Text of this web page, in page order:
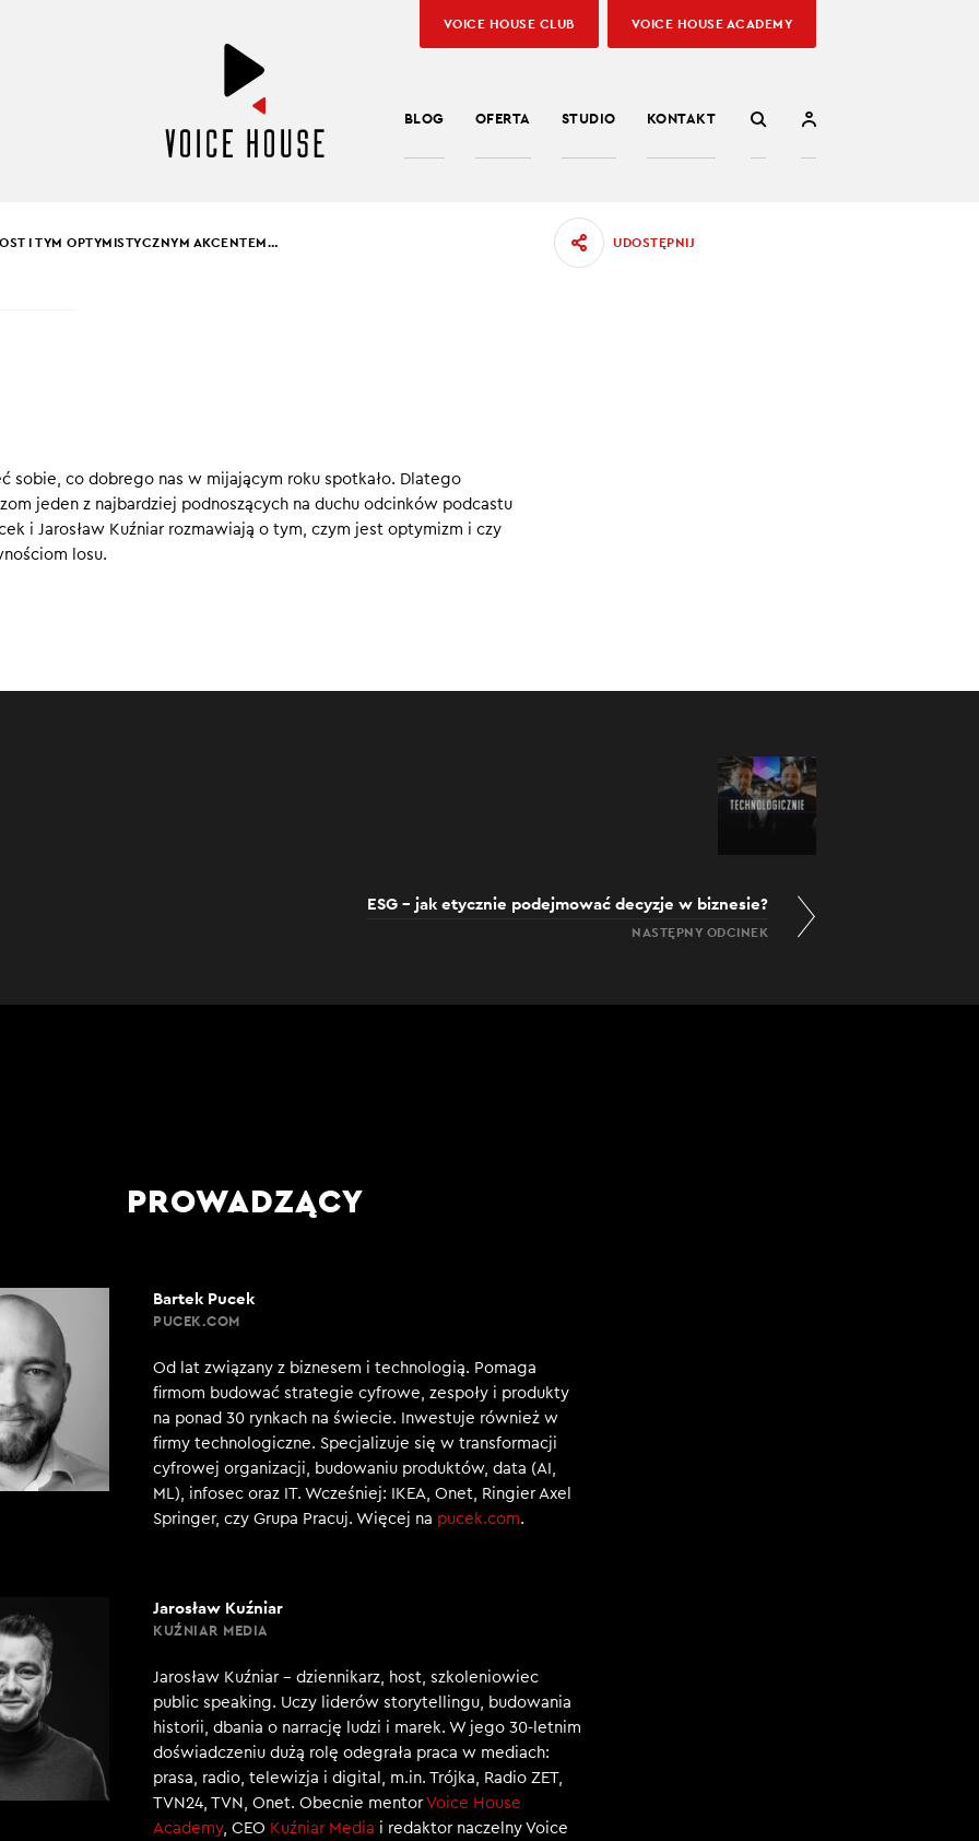
BLOG OFERTA STUDIO KONTAKT
VOICE HOUSE CLUB VOICE HOUSE ACADEMY
refleksji i podsumowaniom. Jaki był? Co udało się osiągnąć? Czego
I TYM OPTYMISTYCZNYM AKCENTEM… UDOSTĘPNIJ
sobie, co dobrego nas w mijającym roku spotkało. Dlatego
jeden z najbardziej podnoszących na duchu odcinków podcastu
i Jarosław Kuźniar rozmawiają o tym, czym jest optymizm i czy
losu.
ESG – jak etycznie podejmować decyzje w biznesie?
NASTĘPNY ODCINEK
PROWADZĄCY
Bartek Pucek
PUCEK.COM
Od lat związany z biznesem i technologią. Pomaga
firmom budować strategie cyfrowe, zespoły i produkty
na ponad 30 rynkach na świecie. Inwestuje również w
firmy technologiczne. Specjalizuje się w transformacji
cyfrowej organizacji, budowaniu produktów, data (AI,
ML), infosec oraz IT. Wcześniej: IKEA, Onet, Ringier Axel
Springer, czy Grupa Pracuj. Więcej na pucek.com.
Jarosław Kuźniar
KUŹNIAR MEDIA
Jarosław Kuźniar – dziennikarz, host, szkoleniowiec
public speaking. Uczy liderów storytellingu, budowania
historii, dbania o narrację ludzi i marek. W jego 30-letnim
doświadczeniu dużą rolę odegrała praca w mediach:
prasa, radio, telewizja i digital, m.in. Trójka, Radio ZET,
TVN24, TVN, Onet. Obecnie mentorVoice House
Academy, CEO Kuźniar Media i redaktor naczelny Voice